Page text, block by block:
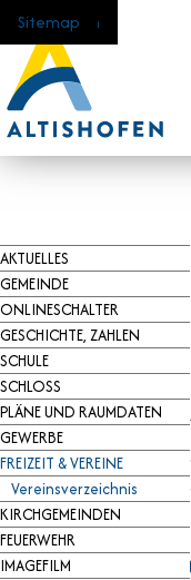
Navigieren in
Schnellnavigation
Home
Navigation
Inhalt
Suche
Sitemap
Hauptnavigation
AKTUELLES
GEMEINDE
ONLINESCHALTER
GESCHICHTE, ZAHLEN
SCHULE
SCHLOSS
PLÄNE UND RAUMDATEN
GEWERBE
FREIZEIT & VEREINE
Vereinsverzeichnis
KIRCHGEMEINDEN
FEUERWEHR
IMAGEFILM